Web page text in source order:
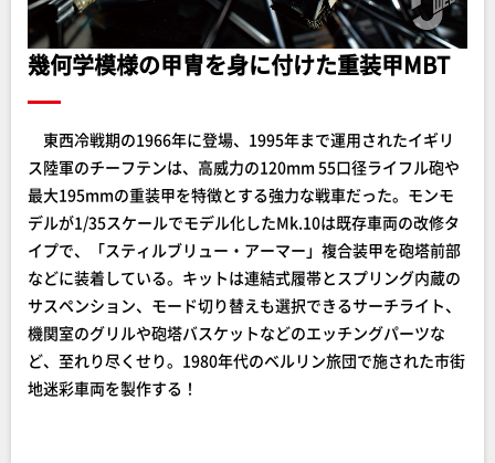
幾何学模様の甲冑を身に付けた重装甲MBT
東西冷戦期の1966年に登場、1995年まで運用されたイギリ
ス陸軍のチーフテンは、高威力の120mm 55口径ライフル砲や
最大195mmの重装甲を特徴とする強力な戦車だった。モンモ
デルが1/35スケールでモデル化したMk.10は既存車両の改修タ
イプで、「スティルブリュー・アーマー」複合装甲を砲塔前部
などに装着している。キットは連結式履帯とスプリング内蔵の
サスペンション、モード切り替えも選択できるサーチライト、
機関室のグリルや砲塔バスケットなどのエッチングパーツな
ど、至れり尽くせり。1980年代のベルリン旅団で施された市街
地迷彩車両を製作する！